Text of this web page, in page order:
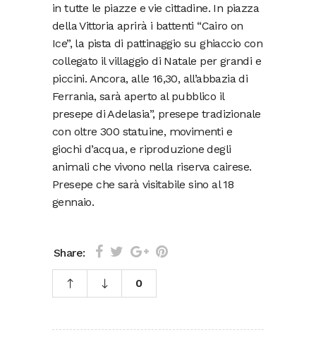
in tutte le piazze e vie cittadine. In piazza
della Vittoria aprirà i battenti “Cairo on
Ice”, la pista di pattinaggio su ghiaccio con
collegato il villaggio di Natale per grandi e
piccini. Ancora, alle 16,30, all’abbazia di
Ferrania, sarà aperto al pubblico il
presepe di Adelasia”, presepe tradizionale
con oltre 300 statuine, movimenti e
giochi d’acqua, e riproduzione degli
animali che vivono nella riserva cairese.
Presepe che sarà visitabile sino al 18
gennaio.
Share:
0